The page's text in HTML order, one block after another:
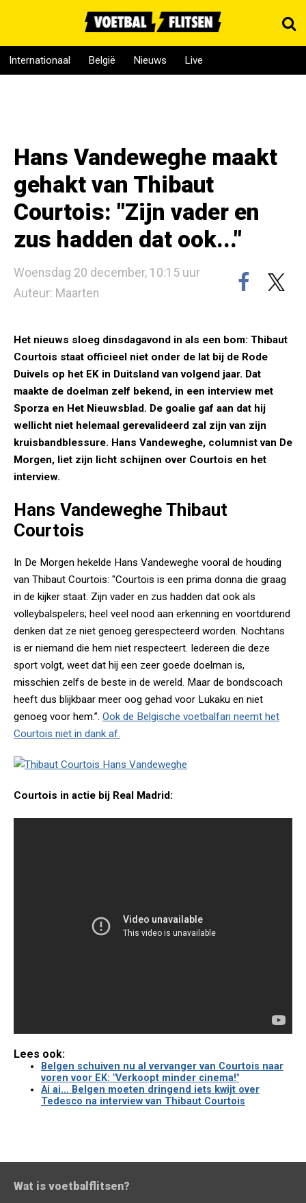
Internationaal België Nieuws Live
Hans Vandeweghe maakt
gehakt van Thibaut
Courtois: "Zijn vader en
zus hadden dat ook..."
Woensdag 20 december, 10:15 uur
Auteur: Maarten
Het nieuws sloeg dinsdagavond in als een bom: Thibaut
Courtois staat officieel niet onder de lat bij de Rode
Duivels op het EK in Duitsland van volgend jaar. Dat
maakte de doelman zelf bekend, in een interview met
Sporza en Het Nieuwsblad. De goalie gaf aan dat hij
wellicht niet helemaal gerevalideerd zal zijn van zijn
kruisbandblessure. Hans Vandeweghe, columnist van De
Morgen, liet zijn licht schijnen over Courtois en het
interview.
Hans Vandeweghe Thibaut
Courtois
In De Morgen hekelde Hans Vandeweghe vooral de houding
van Thibaut Courtois: "Courtois is een prima donna die graag
in de kijker staat. Zijn vader en zus hadden dat ook als
volleybalspelers; heel veel nood aan erkenning en voortdurend
denken dat ze niet genoeg gerespecteerd worden. Nochtans
is er niemand die hem niet respecteert. Iedereen die deze
sport volgt, weet dat hij een zeer goede doelman is,
misschien zelfs de beste in de wereld. Maar de bondscoach
heeft dus blijkbaar meer oog gehad voor Lukaku en niet
genoeg voor hem.”. Ook de Belgische voetbalfan neemt het
Courtois niet in dank af.
Courtois in actie bij Real Madrid:
Lees ook:
Belgen schuiven nu al vervanger van Courtois naar
voren voor EK: "Verkoopt minder cinema!"
Ai ai... Belgen moeten dringend iets kwijt over
Tedesco na interview van Thibaut Courtois
Wat is voetbalflitsen?